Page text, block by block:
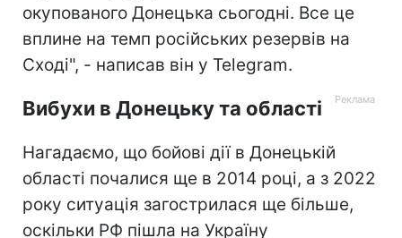
окупованого Донецька сьогодні. Все це
вплине на темп російських резервів на
Сході", - написав він у Telegram.
Вибухи в Донецьку та області
Нагадаємо, що бойові дії в Донецькій
області почалися ще в 2014 році, а з 2022
року ситуація загострилася ще більше,
оскільки РФ пішла на Україну